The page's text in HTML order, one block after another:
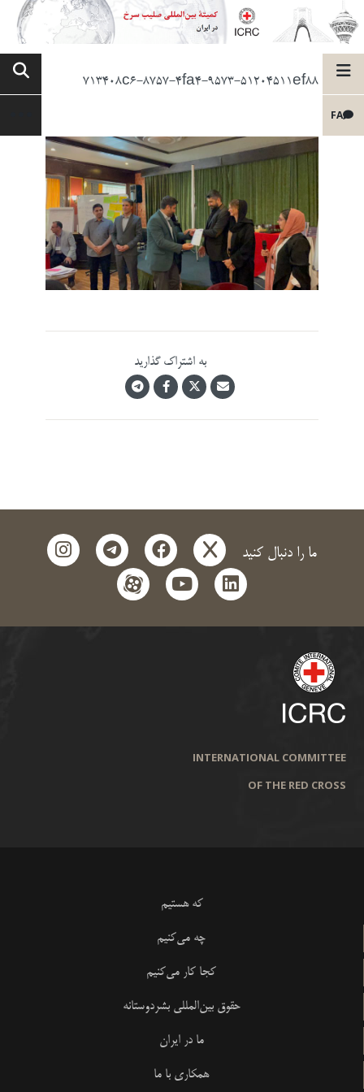
FA
713408c6-8757-4fa4-9573-51204511ef88
به اشتراک گذارید
ما را دنبال کنید x
facebook
telegram
instagram
linkedin
youtube
aparat
INTERNATIONAL COMMITTEE
OF THE RED CROSS
که هستیم
چه می‌کنیم
کجا کار می‌کنیم
حقوق بین‌المللی بشردوستانه
ما در ایران
همکاری با ما